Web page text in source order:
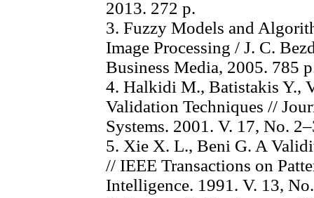
2013. 272 p.
3. Fuzzy Models and
Image Processing / J. C.
Business Media, 2005. 785
4. Halkidi M., Batistakis Y.,
Validation Techniques //
Systems. 2001. V. 17, No.
5. Xie X. L., Beni G. A
// IEEE Transactions on
Intelligence. 1991. V. 13,